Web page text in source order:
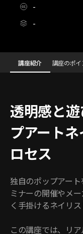
-
-
[Course]ネイリスト
Configuration
講座紹介 講座のポイ
透明感と
プアート
ロセス
独自のポップアー
ミナーの開催やメ
く手掛けるネイリス
この講座では、リ